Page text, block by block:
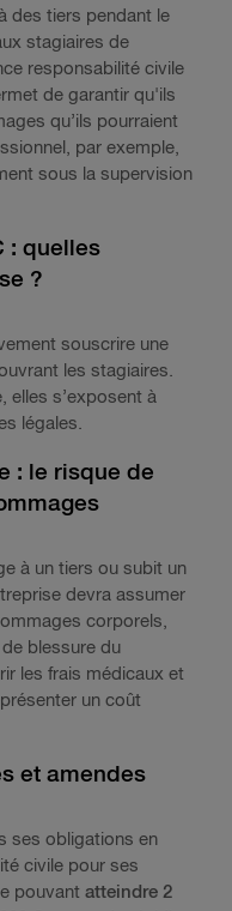
des tiers pendant le
stagiaires de
responsabilité civile
de garantir qu'ils
qu’ils pourraient
par exemple,
sous la supervision
: quelles
?
souscrire une
les stagiaires.
elles s’exposent à
légales.
: le risque de
à un tiers ou subit un
devra assumer
corporels,
blessure du
les frais médicaux et
un coût
et amendes
ses obligations en
civile pour ses
pouvant atteindre 2